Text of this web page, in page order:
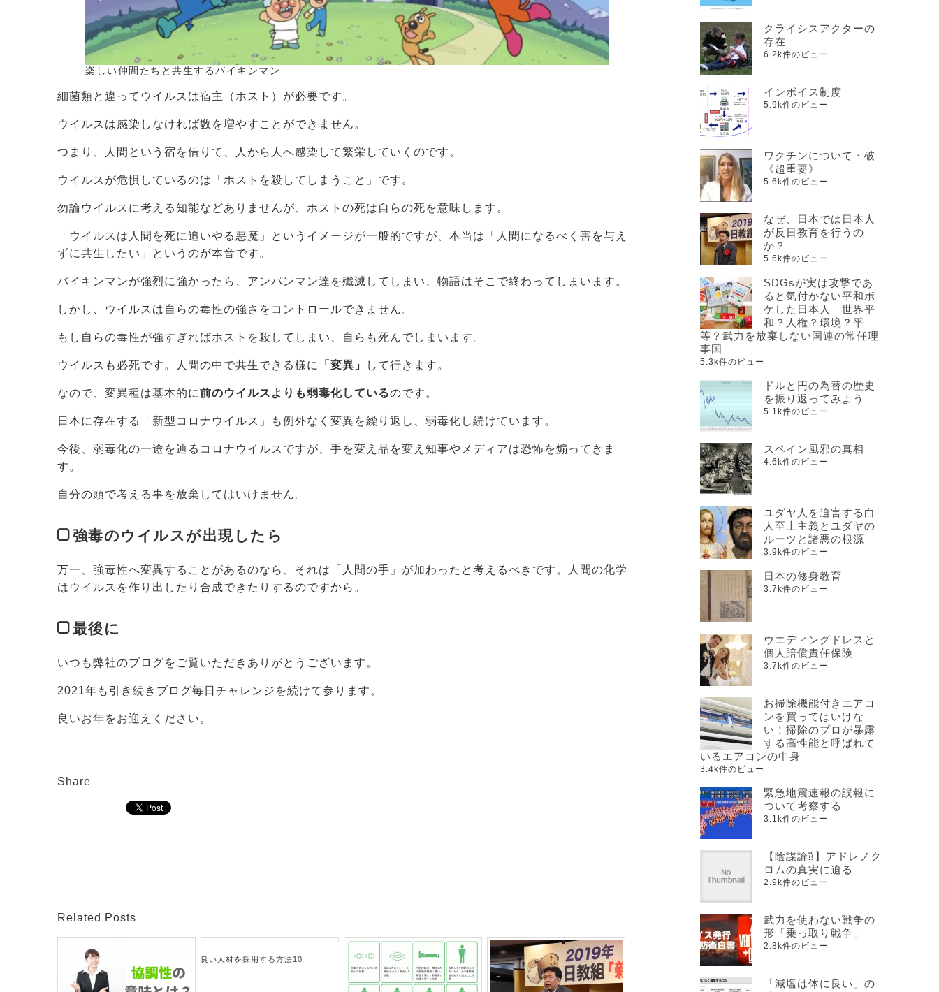
楽しい仲間たちと共生するバイキンマン
細菌類と違ってウイルスは宿主（ホスト）が必要です。
ウイルスは感染しなければ数を増やすことができません。
つまり、人間という宿を借りて、人から人へ感染して繁栄していくのです。
ウイルスが危惧しているのは「ホストを殺してしまうこと」です。
勿論ウイルスに考える知能などありませんが、ホストの死は自らの死を意味します。
「ウイルスは人間を死に追いやる悪魔」というイメージが一般的ですが、本当は「人間になるべく害を与え
ずに共生したい」というのが本音です。
バイキンマンが強烈に強かったら、アンパンマン達を殲滅してしまい、物語はそこで終わってしまいます。
しかし、ウイルスは自らの毒性の強さをコントロールできません。
もし自らの毒性が強すぎればホストを殺してしまい、自らも死んでしまいます。
ウイルスも必死です。人間の中で共生できる様に 「変異」 して行きます。
なので、変異種は基本的に前のウイルスよりも弱毒化しているのです。
日本に存在する「新型コロナウイルス」も例外なく変異を繰り返し、弱毒化し続けています。
今後、弱毒化の一途を辿るコロナウイルスですが、手を変え品を変え知事やメディアは恐怖を煽ってきま
す。
自分の頭で考える事を放棄してはいけません。
強毒のウイルスが出現したら
万一、強毒性へ変異することがあるのなら、それは「人間の手」が加わったと考えるべきです。人間の化学
はウイルスを作り出したり合成できたりするのですから。
最後に
いつも弊社のブログをご覧いただきありがとうございます。
2021年も引き続きブログ毎日チャレンジを続けて参ります。
良いお年をお迎えください。
Share
Related Posts
良い人材を採用する方法10
クライシスアクターの
存在
6.2k件のビュー
インボイス制度
5.9k件のビュー
ワクチンについて・破
《超重要》
5.6k件のビュー
なぜ、日本では日本人
が反日教育を行うの
か？
5.6k件のビュー
SDGsが実は攻撃であ
ると気付かない平和ボ
ケした日本人 世界平
和？人権？環境？平
等？武力を放棄しない国連の常任理
事国
5.3k件のビュー
ドルと円の為替の歴史
を振り返ってみよう
5.1k件のビュー
スペイン風邪の真相
4.6k件のビュー
ユダヤ人を迫害する白
人至上主義とユダヤの
ルーツと諸悪の根源
3.9k件のビュー
日本の修身教育
3.7k件のビュー
ウエディングドレスと
個人賠償責任保険
3.7k件のビュー
お掃除機能付きエアコ
ンを買ってはいけな
い！掃除のプロが暴露
する高性能と呼ばれて
いるエアコンの中身
3.4k件のビュー
緊急地震速報の誤報に
ついて考察する
3.1k件のビュー
【陰謀論⁇】アドレノク
ロムの真実に迫る
2.9k件のビュー
武力を使わない戦争の
形「乗っ取り戦争」
2.8k件のビュー
「減塩は体に良い」の